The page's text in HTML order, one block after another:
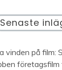
Senaste
vinden på film: